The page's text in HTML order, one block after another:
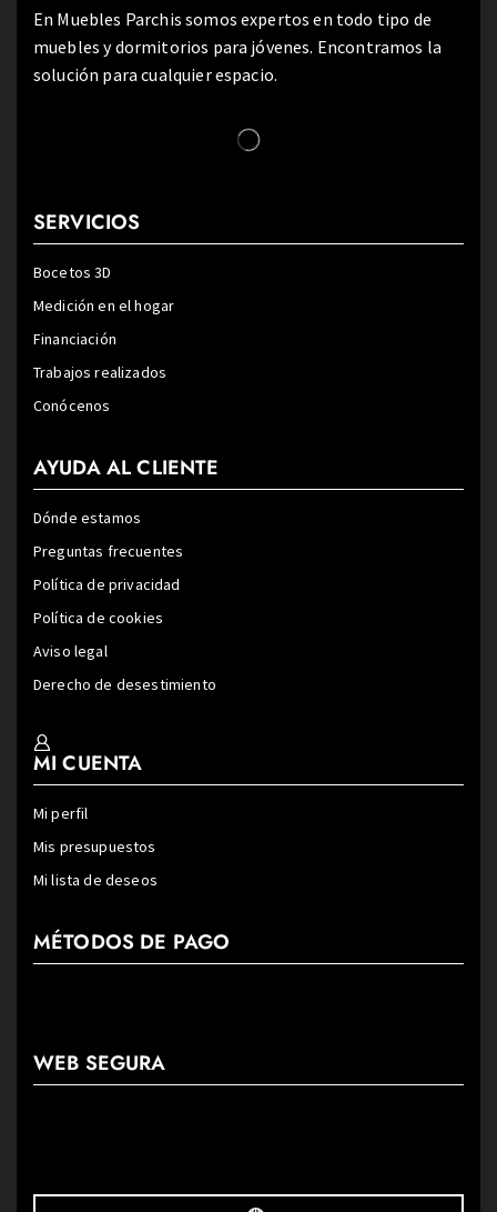
En Muebles Parchis somos expertos en todo tipo de
muebles y dormitorios para jóvenes. Encontramos la
solución para cualquier espacio.
SERVICIOS
Bocetos 3D
Medición en el hogar
Financiación
Trabajos realizados
Conócenos
AYUDA AL CLIENTE
Dónde estamos
Preguntas frecuentes
Política de privacidad
Política de cookies
Aviso legal
Derecho de desestimiento
MI CUENTA
Mi perfil
Mis presupuestos
Mi lista de deseos
MÉTODOS DE PAGO
WEB SEGURA